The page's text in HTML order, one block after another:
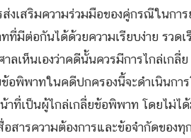
งเสริมความร่วมมือของคู่กรณีในก
ที่มีต่อกันได้ด้วยความเรียบง่าย รว
ลเห็นเองว่าคดีนั้นควรมีการไกล่เกลี่
อพิพาทในคดีปกครองนี้จะดำเนินกา
าที่เป็นผู้ไกล่เกลี่ยข้อพิพาท โดยไม่
สารความต้องการและข้อจำกัดของ